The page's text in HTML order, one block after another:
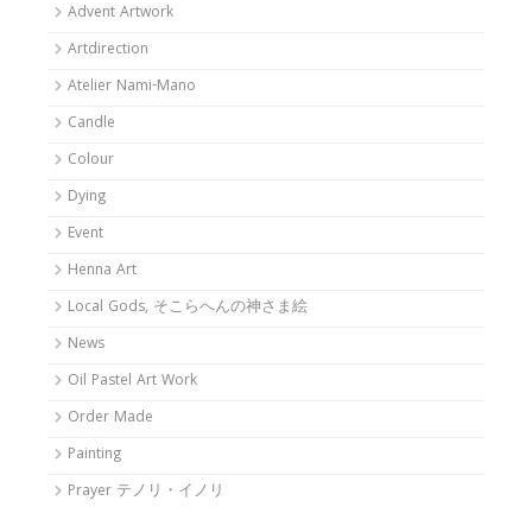
Advent Artwork
Artdirection
Atelier Nami-Mano
Candle
Colour
Dying
Event
Henna Art
Local Gods, そこらへんの神さま絵
News
Oil Pastel Art Work
Order Made
Painting
Prayer テノリ・イノリ